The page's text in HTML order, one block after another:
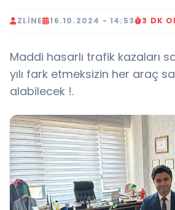
ZLINE 16.10.2024 - 14:53 3 DK
Maddi hasarlı trafik kazaları
yılı fark etmeksizin her araç
alabilecek !.